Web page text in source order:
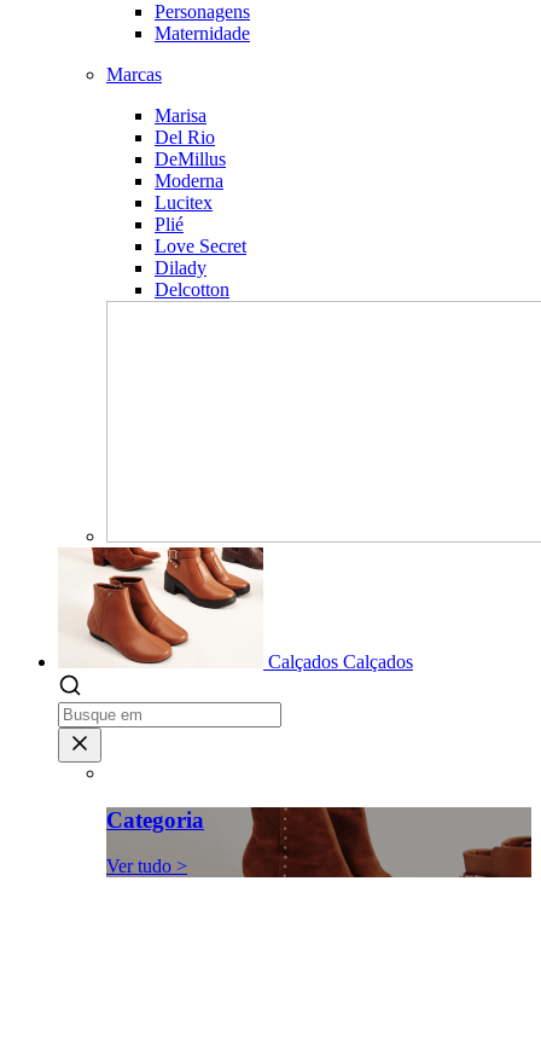
Personagens
Maternidade
Marcas
Marisa
Del Rio
DeMillus
Moderna
Lucitex
Plié
Love Secret
Dilady
Delcotton
Calçados Calçados
Categoria
Ver tudo >